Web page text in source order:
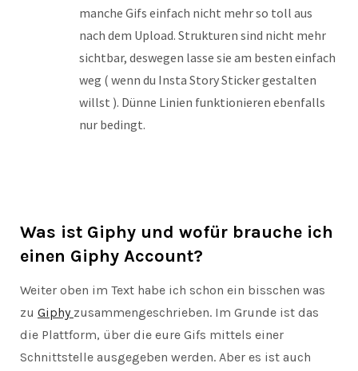
manche Gifs einfach nicht mehr so toll aus
nach dem Upload. Strukturen sind nicht mehr
sichtbar, deswegen lasse sie am besten einfach
weg ( wenn du Insta Story Sticker gestalten
willst ). Dünne Linien funktionieren ebenfalls
nur bedingt.
Was ist Giphy und wofür brauche ich
einen Giphy Account?
Weiter oben im Text habe ich schon ein bisschen was
zu Giphy zusammengeschrieben. Im Grunde ist das
die Plattform, über die eure Gifs mittels einer
Schnittstelle ausgegeben werden. Aber es ist auch